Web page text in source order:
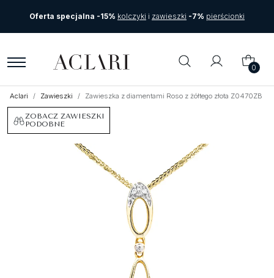
Oferta specjalna -15% kolczyki i zawieszki -7% pierścionki
0
Aclari Zawieszki Zawieszka z diamentami Roso z żółtego złota Z0470ZB
ZOBACZ ZAWIESZKI
PODOBNE